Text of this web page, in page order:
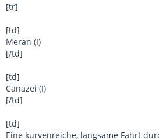
[tr]
[td]
Meran (I)
[/td]
[td]
Canazei (I)
[/td]
[td]
Eine kurvenreiche, langsame Fahrt